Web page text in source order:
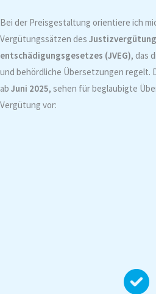
Bei der Preisgestaltung orientiere ich
Vergütungssätzen des
entschädigungsgesetzes (JVEG), das
und behördliche Übersetzungen regelt.
ab Juni 2025, sehen für beglaubigte
Vergütung vor: